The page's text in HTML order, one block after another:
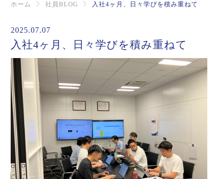
ホーム 社員BLOG 入社4ヶ月、日々学びを積み重ねて
2025.07.07
入社4ヶ月、日々学びを積み重ねて